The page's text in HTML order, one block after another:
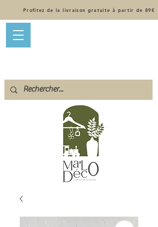
Profitez de la livraison gratuite à partir de 89€